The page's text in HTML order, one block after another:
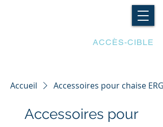
LES ADAPTATIONSACCÈS-CIBLE
Accueil Accessoires pour chaise
Accessoires pour